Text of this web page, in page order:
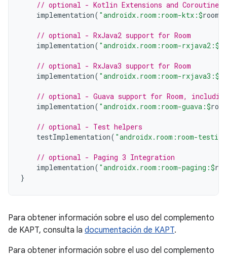
// optional - Kotlin Extensions and Coroutines
implementation( "androidx.room:room-ktx:$
// optional - RxJava2 support for Room
implementation( "androidx.room:room-rxjava2:$
// optional - RxJava3 support for Room
implementation( "androidx.room:room-rxjava3:$
// optional - Guava support for Room,
implementation( "androidx.room:room-guava:$
// optional - Test helpers
testImplementation( "androidx.room:room-
// optional - Paging 3 Integration
implementation( "androidx.room:room-paging:$
}
Para obtener información sobre el uso del complemento
de KAPT, consulta la documentación de KAPT.
Para obtener información sobre el uso del complemento